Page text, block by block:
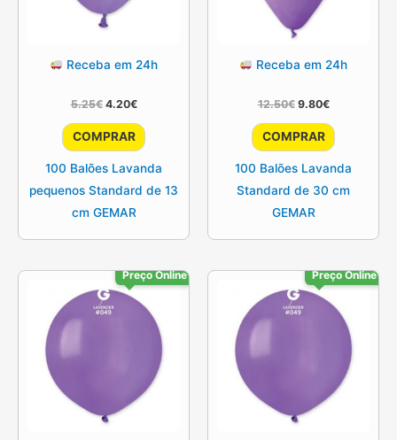
Receba em 24h
5.25€ O
original
era:
4.20€O
atual
é:
COMPRAR
100 Balões Lavanda
pequenos Standard de 13
cm GEMAR
Receba em 24h
12.50€ O
original
era:
9.80€O
atual
é:
COMPRAR
100 Balões Lavanda
Standard de 30 cm
GEMAR
Preço Online Preço Online